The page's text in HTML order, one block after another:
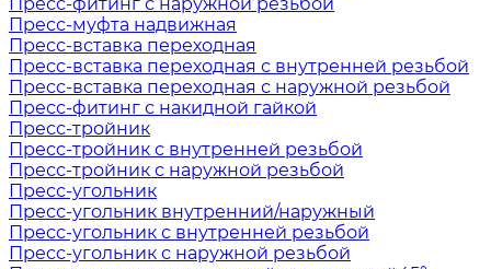
Пресс-муфта надвижная
Пресс-вставка переходная
Пресс-вставка переходная с внутренней резьбой
Пресс-вставка переходная с наружной резьбой
Пресс-фитинг с накидной гайкой
Пресс-тройник
Пресс-тройник с внутренней резьбой
Пресс-тройник с наружной резьбой
Пресс-угольник
Пресс-угольник внутренний/наружный
Пресс-угольник с внутренней резьбой
Пресс-угольник с наружной резьбой